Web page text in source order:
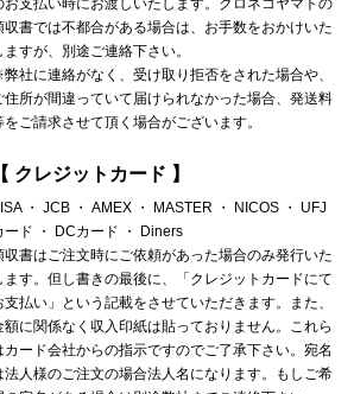
お支払い時にお渡しいたします。クロネコヤマトの
収書では不都合がある場合は、お手数をおかけいた
ますが、別途ご連絡下さい。
社に連絡がなく、受け取り拒否をされた場合や、
住所が間違っていて届けられなかった場合、発送料
をご請求させて頂く場合がございます。
【 クレジットカード 】
・ JCB ・ AMEX ・ MASTER ・ NICOS ・ UFJ
ード ・ DCカード ・ Diners
収書はご注文時にご依頼があった場合のみ発行いた
ます。但し書きの最後に、「クレジットカードにて
支払い」という記載をさせていただきます。また、
額に関係なく収入印紙は貼っておりません。これら
カード会社からの指示ですのでご了承下さい。宛名
法人様のご注文の場合法人名になります。もしご希